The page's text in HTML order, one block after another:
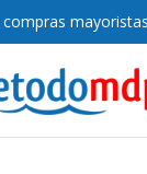
mayoristas